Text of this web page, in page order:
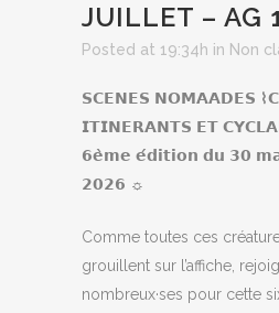
JUILLET – AG
Posted at 19:34h in Non
𝗦𝗖𝗘𝗡𝗘𝗦 𝗡𝗢𝗠𝗔𝗔𝗗𝗘𝗦
𝗜𝗧𝗜𝗡𝗘𝗥𝗔𝗡𝗧𝗦 𝗘𝗧
𝟲𝗲̀𝗺𝗲 𝗲́𝗱𝗶𝘁𝗶𝗼𝗻 𝗱𝘂 𝟯𝟬
𝟮𝟬𝟮𝟲 ☼
Comme toutes ces
grouillent sur l’affiche,
nombreux·ses pour cette